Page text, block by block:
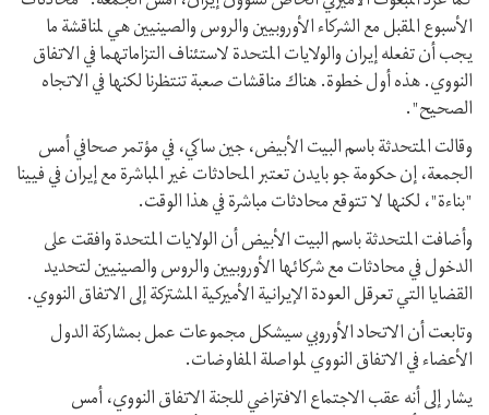
الأسبوع المقبل مع الشركاء الأوروبيين والروس والصينيين هي لمناقشة ما
يجب أن تفعله إيران والولايات المتحدة لاستئناف التزاماتهما في الاتفاق
النووي. هذه أول خطوة. هناك مناقشات صعبة تنتظرنا لكنها في الاتجاه
الصحيح".
وقالت المتحدثة باسم البيت الأبيض، جين ساكي، في مؤتمر صحافي أمس
الجمعة، إن حكومة جو بايدن تعتبر المحادثات غير المباشرة مع إيران في فيينا
"بناءة"، لكنها لا تتوقع محادثات مباشرة في هذا الوقت.
وأضافت المتحدثة باسم البيت الأبيض أن الولايات المتحدة وافقت على
الدخول في محادثات مع شركائها الأوروبيين والروس والصينيين لتحديد
القضايا التي تعرقل العودة الإيرانية الأميركية المشتركة إلى الاتفاق النووي.
وتابعت أن الاتحاد الأوروبي سيشكل مجموعات عمل بمشاركة الدول
الأعضاء في الاتفاق النووي لمواصلة المفاوضات.
يشار إلى أنه عقب الاجتماع الافتراضي للجنة الاتفاق النووي، أمس